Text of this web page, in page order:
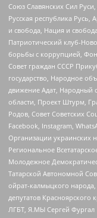
Союз Славянских Сил
Русская республика Русь,
и свобода, Нация и
Патриотический клуб-
борьбы с коррупцией,
Совет граждан СССР
государство, Народное
движение Адат, Народный
области, Проект Штурм,
Родов, Совет Советских
Facebook, Instagram,
Организации украинских
Региональное
Молодежное
Татарской Автономной
ойрат-калмыцкого
депутатов Красноярского
ЛГБТ, Я.МЫ Сергей Фургал